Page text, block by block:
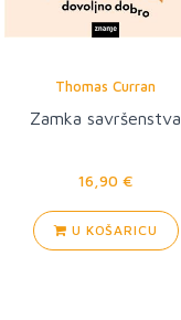
Thomas Curran
Zamka savršenstva
16,90 €
U KOŠARICU